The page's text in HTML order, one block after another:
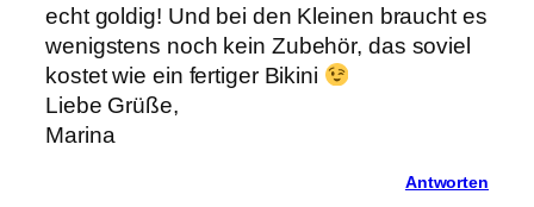
echt goldig! Und bei den Kleinen braucht es
wenigstens noch kein Zubehör, das soviel
kostet wie ein fertiger Bikini
Liebe Grüße,
Marina
Antworten